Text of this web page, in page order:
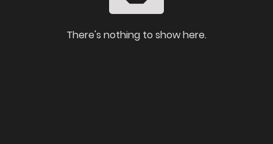
There's nothing to show here.